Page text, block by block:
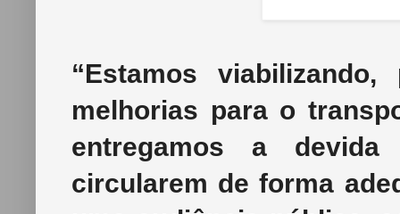
“Estamos
melhorias para o
entregamos a
circularem de forma